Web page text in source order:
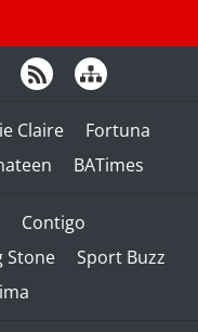
Claire
Fortuna
BATimes
Contigo
Stone
Sport Buzz